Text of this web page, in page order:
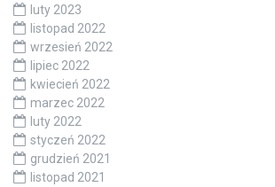
luty 2023
listopad 2022
wrzesień 2022
lipiec 2022
kwiecień 2022
marzec 2022
luty 2022
styczeń 2022
grudzień 2021
listopad 2021